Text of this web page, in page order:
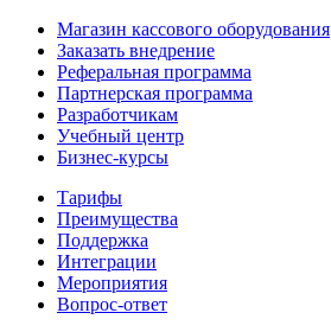
Магазин кассового оборудования
Заказать внедрение
Реферальная программа
Партнерская программа
Разработчикам
Учебный центр
Бизнес‑курсы
Тарифы
Преимущества
Поддержка
Интеграции
Мероприятия
Вопрос-ответ